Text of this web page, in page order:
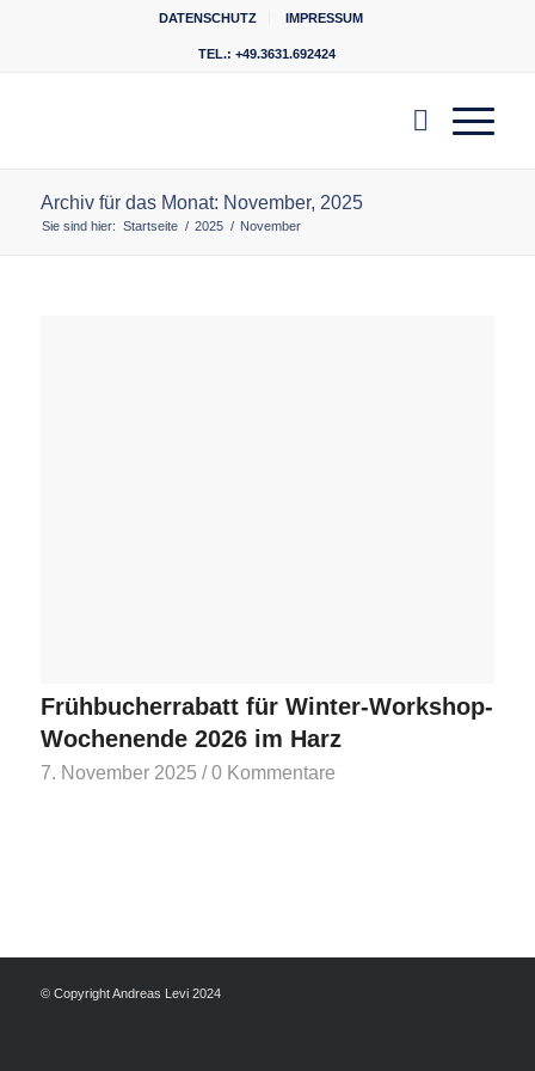
DATENSCHUTZ IMPRESSUM
TEL.: +49.3631.692424
Archiv für das Monat: November, 2025
Sie sind hier: Startseite / 2025 / November
Frühbucherrabatt für Winter-Workshop-
Wochenende 2026 im Harz
7. November 2025 / 0 Kommentare
© Copyright Andreas Levi 2024